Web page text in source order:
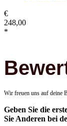
€
248,00
*
Wir freuen uns auf deine
Geben Sie die
Sie Anderen bei